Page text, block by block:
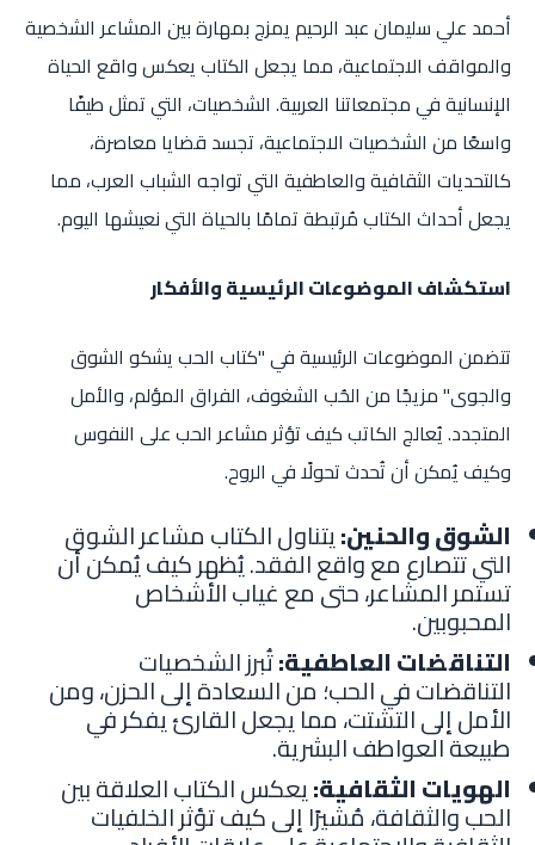
أحمد علي سليمان عبد الرحيم يمزج بمهارة بين المشاعر الشخصية
والمواقف الاجتماعية، مما يجعل الكتاب يعكس واقع الحياة
الإنسانية في مجتمعاتنا العربية. الشخصيات، التي تمثل طيفًا
واسعًا من الشخصيات الاجتماعية، تجسد قضايا معاصرة،
كالتحديات الثقافية والعاطفية التي تواجه الشباب العرب، مما
يجعل أحداث الكتاب مُرتبطة تمامًا بالحياة التي نعيشها اليوم.
استكشاف الموضوعات الرئيسية والأفكار
تتضمن الموضوعات الرئيسية في "كتاب الحب يشكو الشوق
والجوى" مزيجًا من الحُب الشغوف، الفراق المؤلم، والأمل
المتجدد. يُعالج الكاتب كيف تؤثر مشاعر الحب على النفوس
وكيف يُمكن أن تُحدث تحولًا في الروح.
الشوق والحنين:يتناول الكتاب مشاعر الشوق
التي تتصارع مع واقع الفقد. يُظهر كيف يُمكن أن
تستمر المشاعر، حتى مع غياب الأشخاص
المحبوبين.
التناقضات العاطفية:تُبرز الشخصيات
التناقضات في الحب؛ من السعادة إلى الحزن، ومن
الأمل إلى التشتت، مما يجعل القارئ يفكر في
طبيعة العواطف البشرية.
الهويات الثقافية:يعكس الكتاب العلاقة بين
الحب والثقافة، مُشيرًا إلى كيف تؤثر الخلفيات